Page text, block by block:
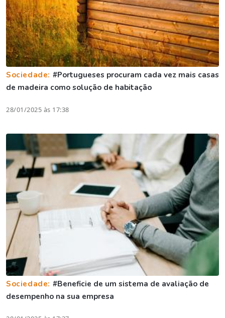
Sociedade: #Portugueses procuram cada vez mais casas
de madeira como solução de habitação
28/01/2025 às 17:38
Sociedade: #Beneficie de um sistema de avaliação de
desempenho na sua empresa